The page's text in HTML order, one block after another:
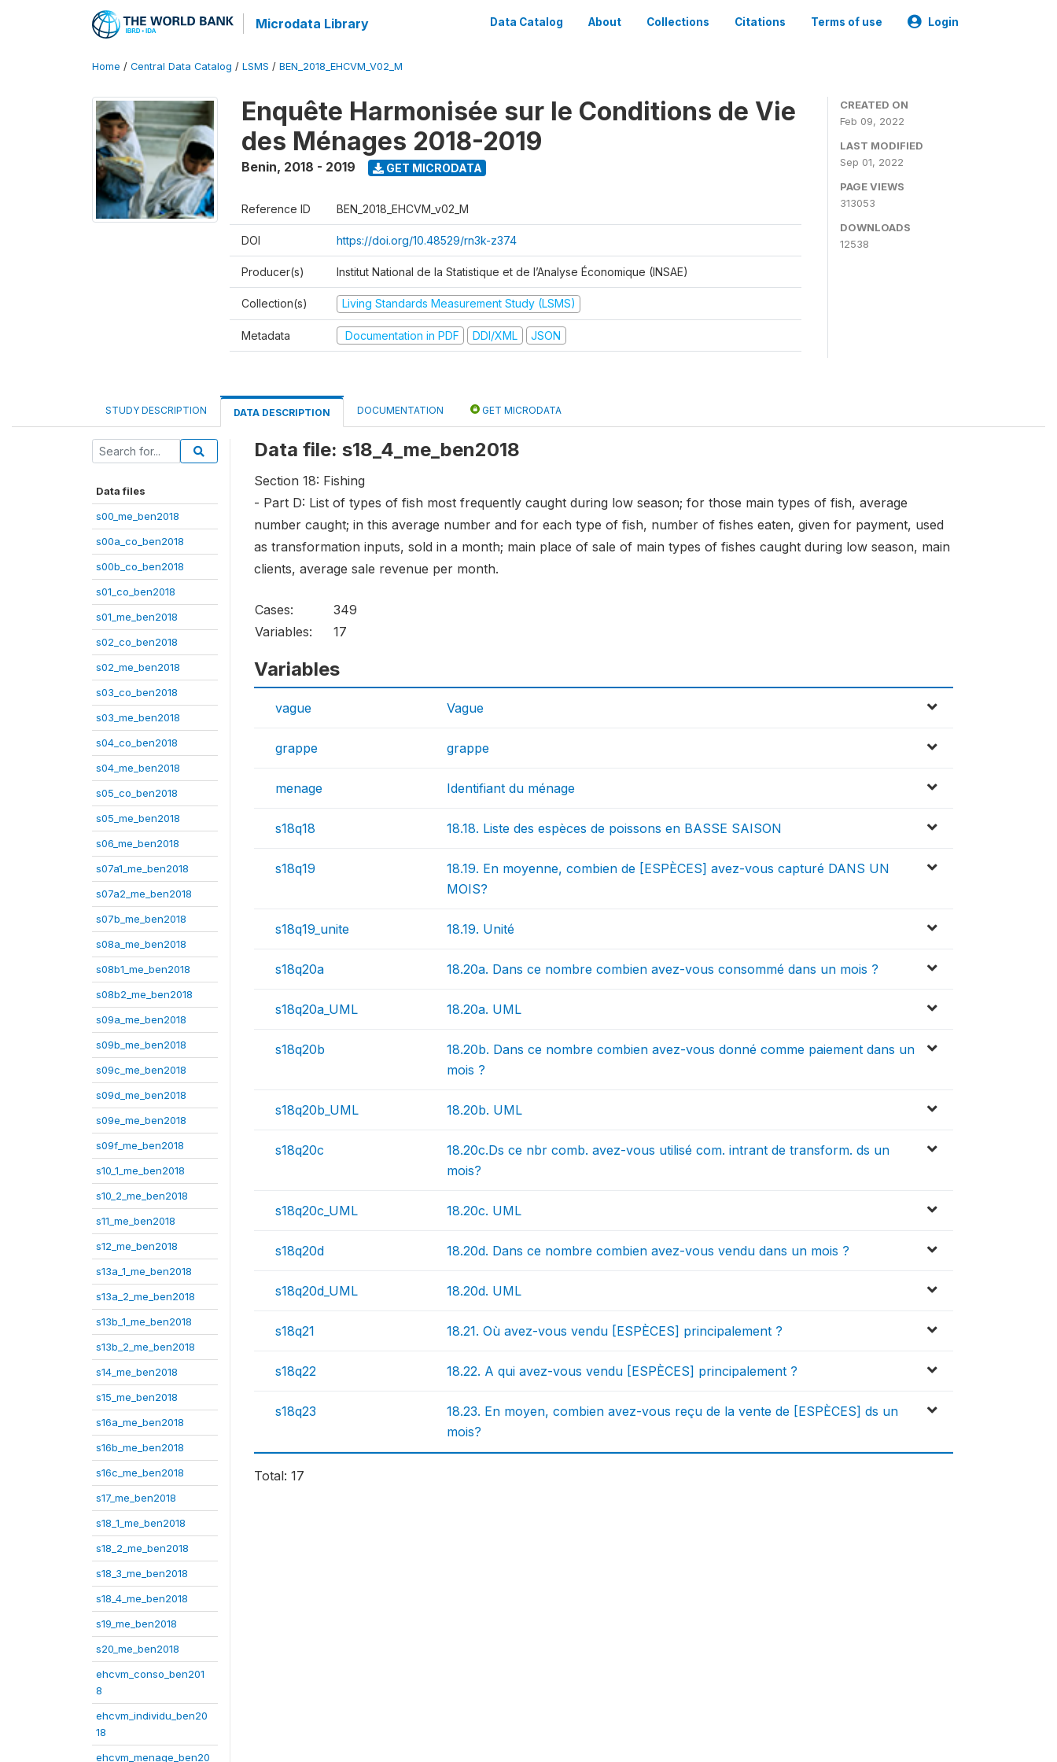
Microdata Library Data Catalog About Collections Citations Terms of use Login
Home / Central Data Catalog / LSMS / BEN_2018_EHCVM_V02_M
Enquête Harmonisée sur le Conditions de Vie
des Ménages 2018-2019
Benin, 2018 - 2019 GET MICRODATA
Reference ID BEN_2018_EHCVM_v02_M
DOI https://doi.org/10.48529/rn3k-z374
Producer(s) Institut National de la Statistique et de l’Analyse Économique (INSAE)
Collection(s) Living Standards Measurement Study (LSMS)
Metadata Documentation in PDF DDI/XML JSON
CREATED ON
Feb 09, 2022
LAST MODIFIED
Sep 01, 2022
PAGE VIEWS
313053
DOWNLOADS
12538
STUDY DESCRIPTION DATA DESCRIPTION DOCUMENTATION GET MICRODATA
Data files
s00_me_ben2018
s00a_co_ben2018
s00b_co_ben2018
s01_co_ben2018
s01_me_ben2018
s02_co_ben2018
s02_me_ben2018
s03_co_ben2018
s03_me_ben2018
s04_co_ben2018
s04_me_ben2018
s05_co_ben2018
s05_me_ben2018
s06_me_ben2018
s07a1_me_ben2018
s07a2_me_ben2018
s07b_me_ben2018
s08a_me_ben2018
s08b1_me_ben2018
s08b2_me_ben2018
s09a_me_ben2018
s09b_me_ben2018
s09c_me_ben2018
s09d_me_ben2018
s09e_me_ben2018
s09f_me_ben2018
s10_1_me_ben2018
s10_2_me_ben2018
s11_me_ben2018
s12_me_ben2018
s13a_1_me_ben2018
s13a_2_me_ben2018
s13b_1_me_ben2018
s13b_2_me_ben2018
s14_me_ben2018
s15_me_ben2018
s16a_me_ben2018
s16b_me_ben2018
s16c_me_ben2018
s17_me_ben2018
s18_1_me_ben2018
s18_2_me_ben2018
s18_3_me_ben2018
s18_4_me_ben2018
s19_me_ben2018
s20_me_ben2018
ehcvm_conso_ben201
8
ehcvm_individu_ben20
18
ehcvm_menage_ben20
Data file: s18_4_me_ben2018
Section 18: Fishing
- Part D: List of types of fish most frequently caught during low season; for those main types of fish, average
number caught; in this average number and for each type of fish, number of fishes eaten, given for payment, used
as transformation inputs, sold in a month; main place of sale of main types of fishes caught during low season, main
clients, average sale revenue per month.
Cases:
349
Variables:
17
Variables
vague Vague
grappe grappe
menage Identifiant du ménage
s18q18 18.18. Liste des espèces de poissons en BASSE SAISON
s18q19
18.19. En moyenne, combien de [ESPÈCES] avez-vous capturé DANS UN
MOIS?
s18q19_unite 18.19. Unité
s18q20a 18.20a. Dans ce nombre combien avez-vous consommé dans un mois ?
s18q20a_UML 18.20a. UML
s18q20b
18.20b. Dans ce nombre combien avez-vous donné comme paiement dans un
mois ?
s18q20b_UML 18.20b. UML
s18q20c
18.20c.Ds ce nbr comb. avez-vous utilisé com. intrant de transform. ds un
mois?
s18q20c_UML 18.20c. UML
s18q20d 18.20d. Dans ce nombre combien avez-vous vendu dans un mois ?
s18q20d_UML 18.20d. UML
s18q21 18.21. Où avez-vous vendu [ESPÈCES] principalement ?
s18q22 18.22. A qui avez-vous vendu [ESPÈCES] principalement ?
s18q23
18.23. En moyen, combien avez-vous reçu de la vente de [ESPÈCES] ds un
mois?
Total: 17